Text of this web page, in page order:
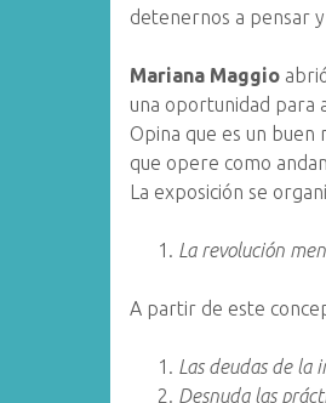
detenernos a pensar
Mariana Maggio
una oportunidad para
Opina que es un
que opere como
La exposición se
La revolución
A partir de este
Las deudas de la
Desnuda las